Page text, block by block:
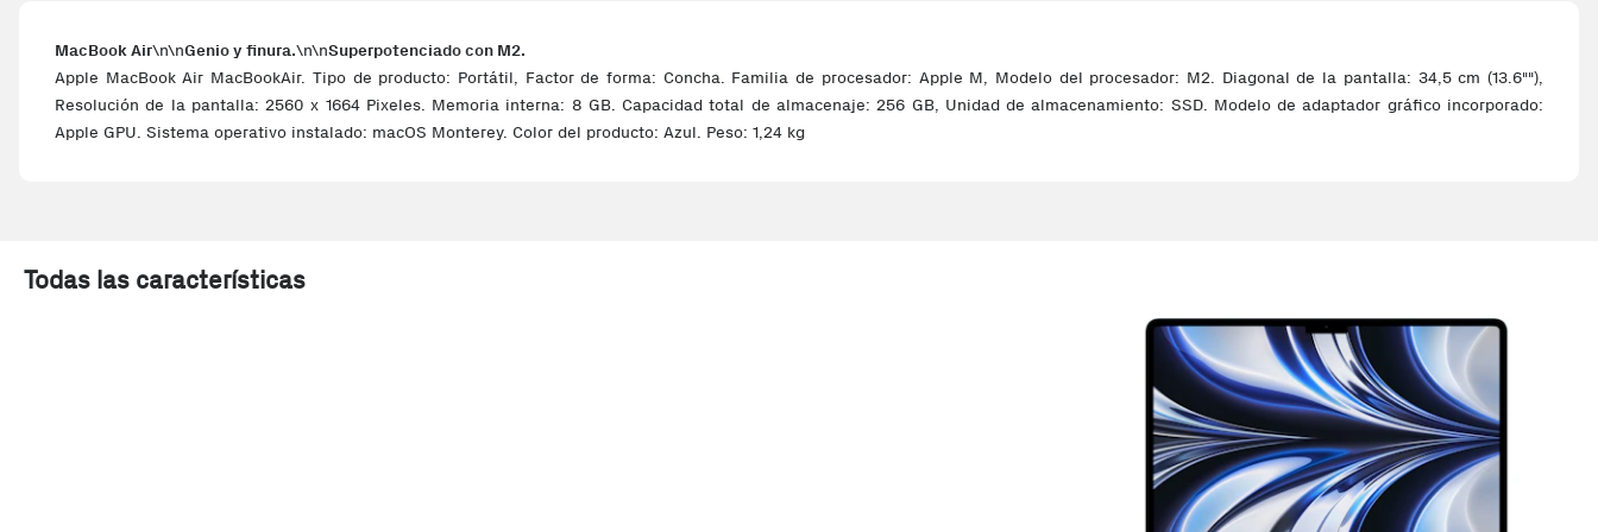
MacBook Air\n\nGenio y finura.\n\nSuperpotenciado con M2.
Apple MacBook Air MacBookAir. Tipo de producto: Portátil, Factor de forma: Concha. Familia de procesador: Apple M, Modelo del procesador: M2. Diagonal de la pantalla: 34,5 cm (13.6""),
Resolución de la pantalla: 2560 x 1664 Pixeles. Memoria interna: 8 GB. Capacidad total de almacenaje: 256 GB, Unidad de almacenamiento: SSD. Modelo de adaptador gráfico incorporado:
Apple GPU. Sistema operativo instalado: macOS Monterey. Color del producto: Azul. Peso: 1,24 kg
Todas las características